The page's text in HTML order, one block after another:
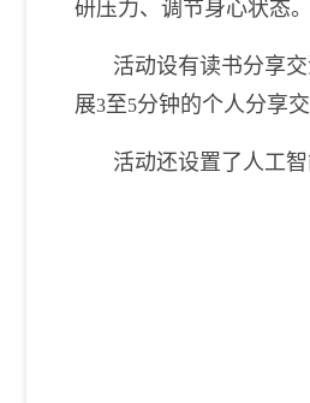
研压力、调节身心状态。
活动设有读书分享
展3至5分钟的个人分享交
活动还设置了人工